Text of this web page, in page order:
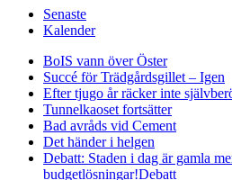
Senaste
Kalender
BoIS vann över Öster
Succé för Trädgårdsgillet – Igen
Efter tjugo år räcker inte
Tunnelkaoset fortsätter
Bad avråds vid Cement
Det händer i helgen
Debatt: Staden i dag är gamla
budgetlösningar!Debatt